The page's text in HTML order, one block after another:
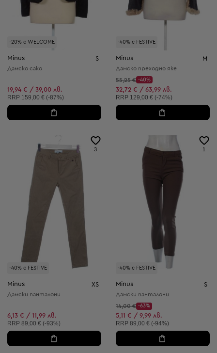
-20% с WELCOME
Minus S
Дамско сако
19,94 € / 39,00 лв.
Препоръчителна цена:
RRP 159,00 € (-87%)
-40% с FESTIVE
Minus M
Дамско преходно яке
Начална цена:
55,25 €
Discount Price:
-40%
Намалена цена:
32,72 € / 63,99 лв.
Препоръчителна цена:
RRP 129,00 € (-74%)
-40% с FESTIVE
3
Minus XS
Дамски панталони
6,13 € / 11,99 лв.
Препоръчителна цена:
RRP 89,00 € (-93%)
-40% с FESTIVE
1
Minus S
Дамски панталони
Начална цена:
14,00 €
Discount Price:
-63%
Намалена цена:
5,11 € / 9,99 лв.
Препоръчителна цена:
RRP 89,00 € (-94%)